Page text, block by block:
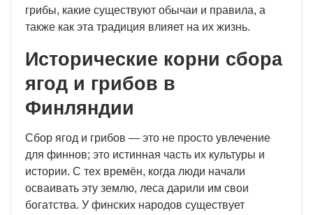
грибы, какие существуют обычаи и правила, а
также как эта традиция влияет на их жизнь.
Исторические корни сбора
ягод и грибов в
Финляндии
Сбор ягод и грибов — это не просто увлечение
для финнов; это истинная часть их культуры и
истории. С тех времён, когда люди начали
осваивать эту землю, леса дарили им свои
богатства. У финских народов существует